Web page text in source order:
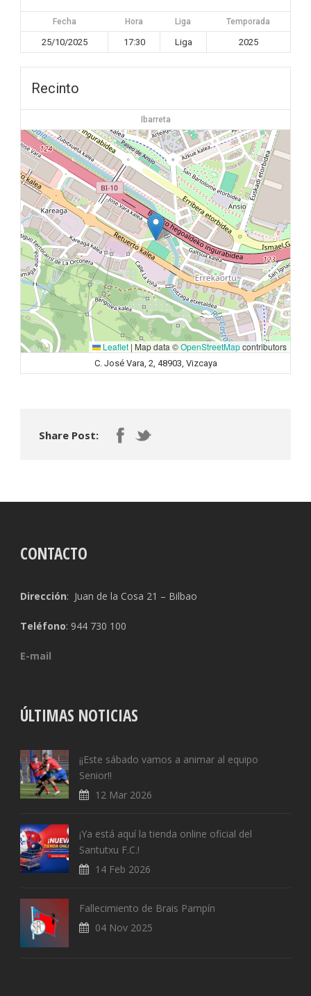
Fecha Hora Liga Temporada
25/10/2025 17:30 Liga 2025
Recinto
Ibarreta
Leaflet | Map data ©OpenStreetMapcontributors
C. José Vara, 2, 48903, Vizcaya
Share Post:
CONTACTO
Dirección: Juan de la Cosa 21 – Bilbao
Teléfono: 944 730 100
E-mail
ÚLTIMAS NOTICIAS
¡¡Este sábado vamos a animar al equipo
Senior!!
12 Mar 2026
¡Ya está aquí la tienda online oficial del
Santutxu F.C.!
14 Feb 2026
Fallecimiento de Brais Pampín
04 Nov 2025